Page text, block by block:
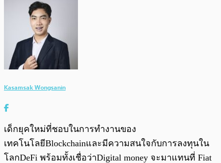
Kasamsak Wongsanin
เด็กยุคใหม่ที่ชอบในการทำงานของ
เทคโนโลยีBlockchainและมีความสนใจกับการลงทุนใน
โลกDeFi พร้อมทั้งเชื่อว่าDigital money จะมาแทนที่ Fiat